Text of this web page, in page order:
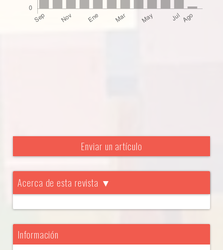
Enviar un artículo
Acerca de esta revista ▼
Información